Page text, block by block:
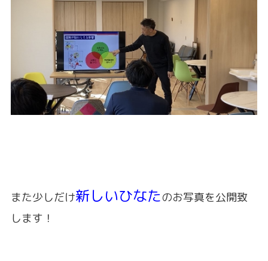
また少しだけ新しいひなたのお写真を公開致
します！